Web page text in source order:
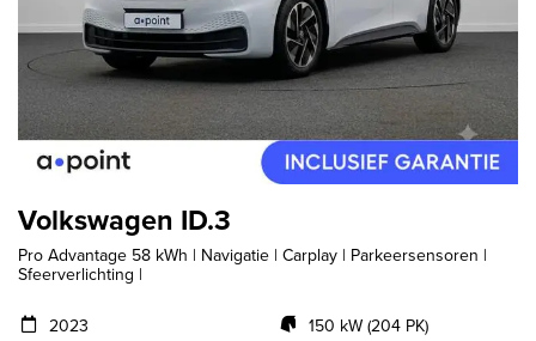
Volkswagen ID.3
Pro Advantage 58 kWh | Navigatie | Carplay | Parkeersensoren |
Sfeerverlichting |
2023
150 kW (204 PK)